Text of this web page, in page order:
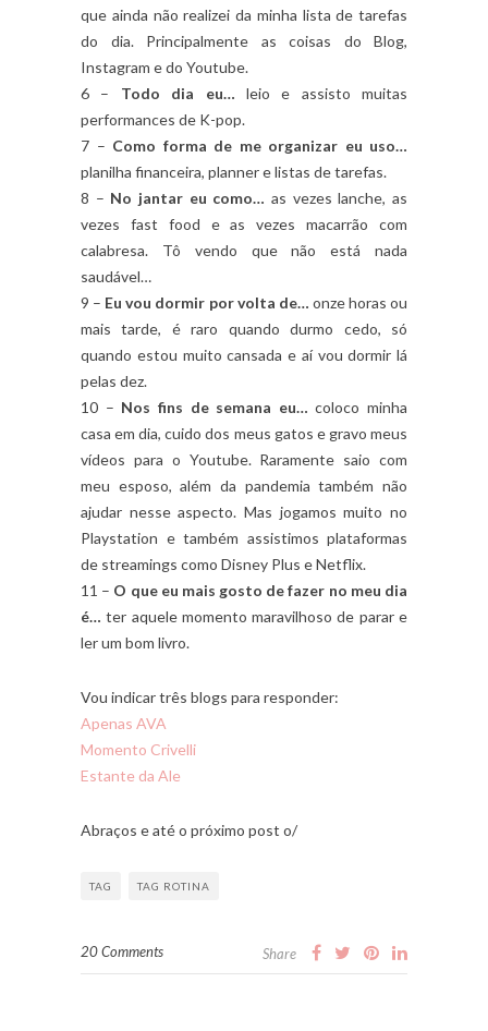
que ainda não realizei da minha lista de tarefas
do dia. Principalmente as coisas do Blog,
Instagram e do Youtube.
6 – Todo dia eu… leio e assisto muitas
performances de K-pop.
7 – Como forma de me organizar eu uso…
planilha financeira, planner e listas de tarefas.
8 – No jantar eu como… as vezes lanche, as
vezes fast food e as vezes macarrão com
calabresa. Tô vendo que não está nada
saudável…
9 – Eu vou dormir por volta de… onze horas ou
mais tarde, é raro quando durmo cedo, só
quando estou muito cansada e aí vou dormir lá
pelas dez.
10 – Nos fins de semana eu… coloco minha
casa em dia, cuido dos meus gatos e gravo meus
vídeos para o Youtube. Raramente saio com
meu esposo, além da pandemia também não
ajudar nesse aspecto. Mas jogamos muito no
Playstation e também assistimos plataformas
de streamings como Disney Plus e Netflix.
11 – O que eu mais gosto de fazer no meu dia
é… ter aquele momento maravilhoso de parar e
ler um bom livro.
Vou indicar três blogs para responder:
Apenas AVA
Momento Crivelli
Estante da Ale
Abraços e até o próximo post o/
TAG TAG ROTINA
20 Comments Share